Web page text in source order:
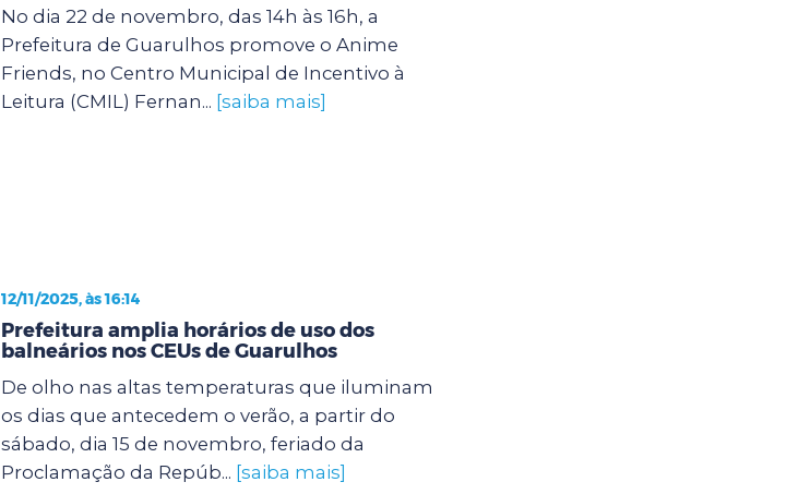
No dia 22 de novembro, das 14h às 16h, a
Prefeitura de Guarulhos promove o Anime
Friends, no Centro Municipal de Incentivo à
Leitura (CMIL) Fernan... [saiba mais]
12/11/2025, às 16:14
Prefeitura amplia horários de uso dos
balneários nos CEUs de Guarulhos
De olho nas altas temperaturas que iluminam
os dias que antecedem o verão, a partir do
sábado, dia 15 de novembro, feriado da
Proclamação da Repúb... [saiba mais]